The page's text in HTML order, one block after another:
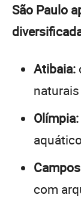
São Paulo
Atibaia:
Olímpia:
com